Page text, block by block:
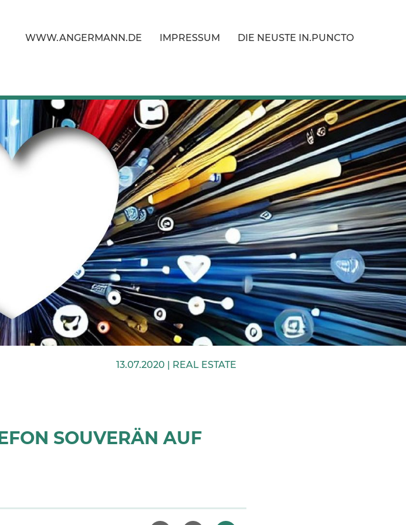
WWW.ANGERMANN.DE IMPRESSUM DIE NEUSTE IN.PUNCTO
13.07.2020 | REAL ESTATE
SOUVERÄN AUF